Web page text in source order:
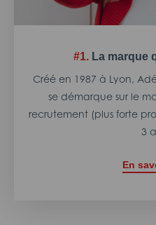
#1. La marque
Créé en 1987 à Lyon,
se démarque sur le
recrutement (plus forte
3
En